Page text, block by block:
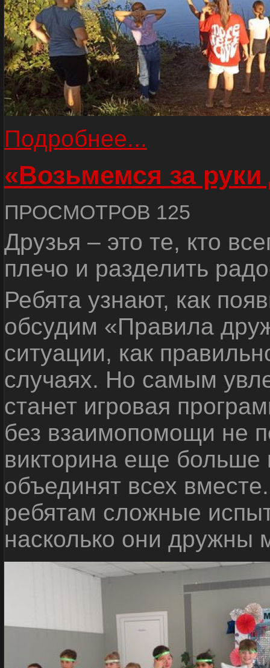
Подробнее...
«Возьмемся за руки
ПРОСМОТРОВ 125
Друзья – это те, кто
плечо и разделить
Ребята узнают, как
обсудим «Правила
ситуации, как
случаях. Но самым
станет игровая
без взаимопомощи не
викторина еще
объединят всех
ребятам сложные
насколько они дружны